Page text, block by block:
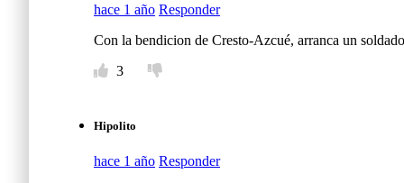
hace 1 año Responder
Con la bendicion de Cresto-Azcué, arranca un
3
Hipolito
hace 1 año Responder